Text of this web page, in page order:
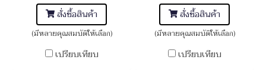
สั่งซื้อสินค้า
(มีหลายคุณสมบัติให้เลือก)
เปรียบเทียบ
สั่งซื้อสินค้า
(มีหลายคุณสมบัติให้เลือก)
เปรียบเทียบ